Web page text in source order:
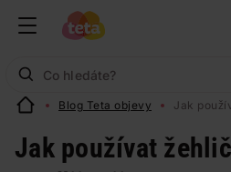
Blog Teta objevy Jak
Jak používat